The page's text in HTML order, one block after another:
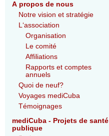
A propos de nous
Notre vision et stratégie
L‘association
Organisation
Le comité
Affiliations
Rapports et comptes
annuels
Quoi de neuf?
Voyages mediCuba
Témoignages
mediCuba - Projets de santé
publique